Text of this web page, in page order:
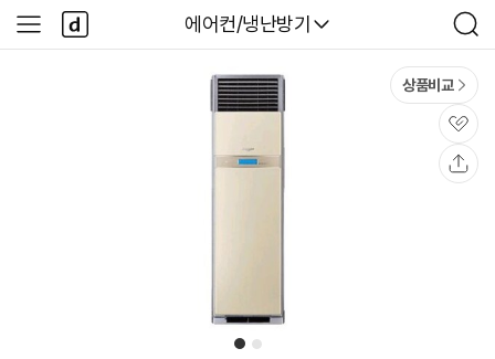
다나와
에어컨/냉난방기
검
색
사
이
다
나
와
1 2
상품비교
관
심